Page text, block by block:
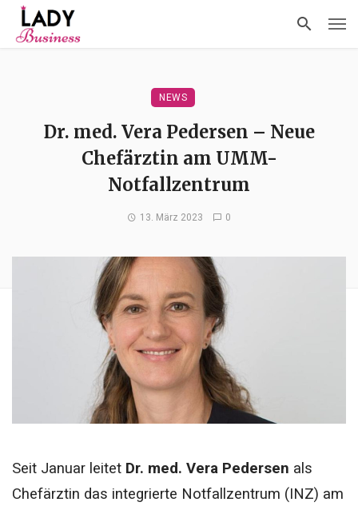
NEWS
Dr. med. Vera Pedersen – Neue
Chefärztin am UMM-
Notfallzentrum
13. März 2023 0
Seit Januar leitet Dr. med. Vera Pedersen als
Chefärztin das integrierte Notfallzentrum (INZ) am